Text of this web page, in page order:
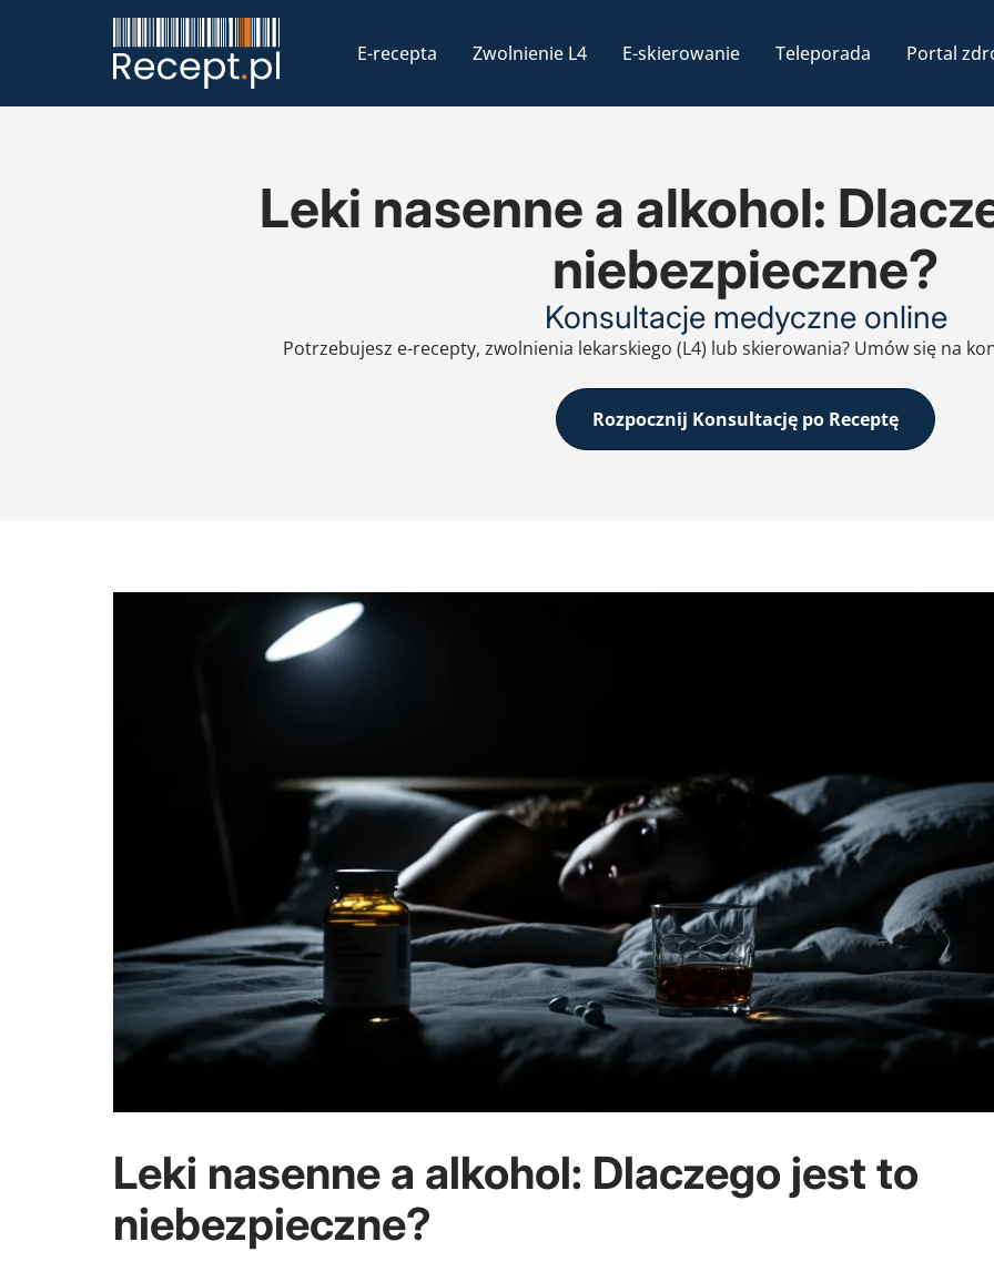
E-recepta Zwolnienie L4 E-skierowanie Teleporada Portal
Leki nasenne a alkohol:
niebezpieczne?
Konsultacje medyczne online
Potrzebujesz e-recepty, zwolnienia lekarskiego (L4) lub skierowania? Umów się na
Rozpocznij Konsultację po Receptę
Leki nasenne a alkohol: Dlaczego jest to
niebezpieczne?